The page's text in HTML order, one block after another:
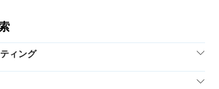
ィング